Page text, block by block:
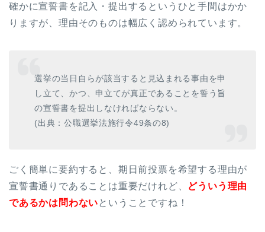
確かに宣誓書を記入・提出するというひと手間はかか
りますが、理由そのものは幅広く認められています。
選挙の当日自らが該当すると見込まれる事由を申
し立て、かつ、申立てが真正であることを誓う旨
の宣誓書を提出しなければならない。
(出典：公職選挙法施行令49条の8)
ごく簡単に要約すると、期日前投票を希望する理由が
宣誓書通りであることは重要だけれど、 どういう理由
であるかは問わない ということですね！